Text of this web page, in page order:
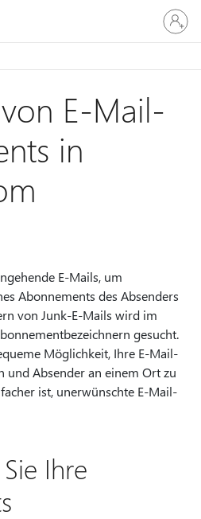
Bei
Ihrem
Konto
E-Mail-
in
E-Mails, um
Abonnements des Absenders
von Junk-E-Mails wird im
gesucht.
Möglichkeit, Ihre E-Mail-
und Absender an einem Ort zu
ist, unerwünschte E-Mail-
Ihre